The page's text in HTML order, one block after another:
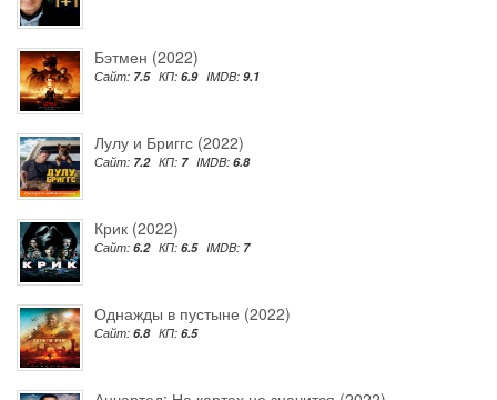
Бэтмен (2022)
Сайт: 7.5 КП: 6.9 IMDB: 9.1
Лулу и Бриггс (2022)
Сайт: 7.2 КП: 7 IMDB: 6.8
Крик (2022)
Сайт: 6.2 КП: 6.5 IMDB: 7
Однажды в пустыне (2022)
Сайт: 6.8 КП: 6.5